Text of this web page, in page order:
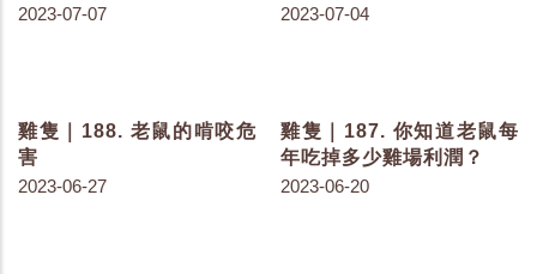
狀
2023-08-01
規劃鼠餌站與防控計畫
2023-07-25